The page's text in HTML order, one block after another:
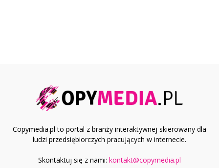
Copymedia.pl to portal z branży interaktywnej skierowany dla
ludzi przedsiębiorczych pracujących w internecie.
Skontaktuj się z nami: kontakt@copymedia.pl